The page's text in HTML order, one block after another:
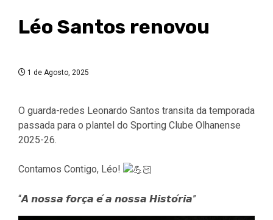
Léo Santos renovou
1 de Agosto, 2025
O guarda-redes Leonardo Santos transita da temporada
passada para o plantel do Sporting Clube Olhanense
2025-26.
Contamos Contigo, Léo!
“𝘼 𝙣𝙤𝙨𝙨𝙖 𝙛𝙤𝙧𝙘̧𝙖 𝙚́ 𝙖 𝙣𝙤𝙨𝙨𝙖 𝙃𝙞𝙨𝙩𝙤́𝙧𝙞𝙖”